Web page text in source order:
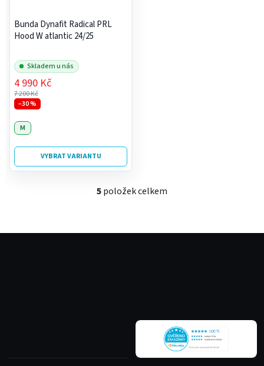
Bunda Dynafit Radical PRL
Hood W atlantic 24/25
Skladem u nás
7 200 Kč
4 990 Kč
–30 %
VYBRAT VARIANTU
M
O
á
v
y
5položek celkem